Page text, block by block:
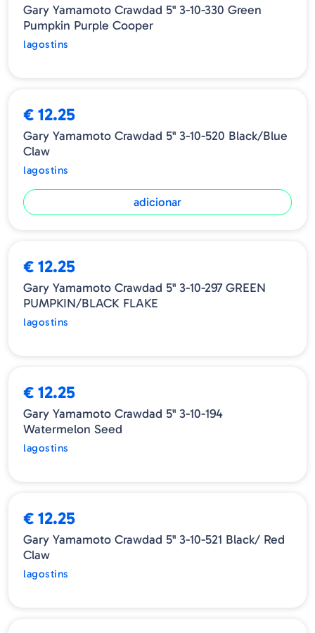
Gary Yamamoto Crawdad 5" 3-10-330 Green
Pumpkin Purple Cooper
lagostins
€ 12.25
Gary Yamamoto Crawdad 5" 3-10-520 Black/Blue
Claw
lagostins
adicionar
€ 12.25
Gary Yamamoto Crawdad 5" 3-10-297 GREEN
PUMPKIN/BLACK FLAKE
lagostins
€ 12.25
Gary Yamamoto Crawdad 5" 3-10-194
Watermelon Seed
lagostins
€ 12.25
Gary Yamamoto Crawdad 5" 3-10-521 Black/ Red
Claw
lagostins